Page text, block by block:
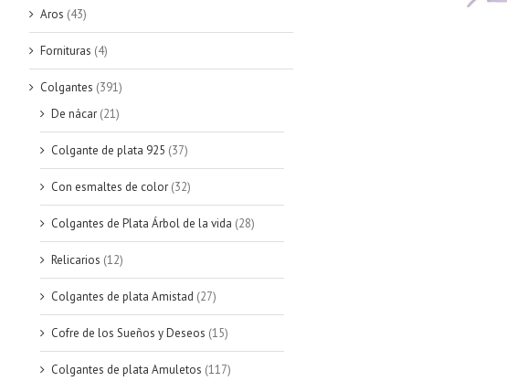
Aros (43)
Fornituras (4)
Colgantes (391)
De nácar (21)
Colgante de plata 925 (37)
Con esmaltes de color (32)
Colgantes de Plata Árbol de la vida (28)
Relicarios (12)
Colgantes de plata Amistad (27)
Cofre de los Sueños y Deseos (15)
Colgantes de plata Amuletos (117)